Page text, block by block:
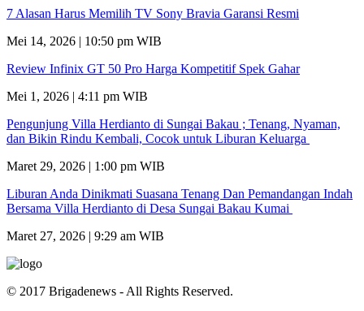
7 Alasan Harus Memilih TV Sony Bravia Garansi Resmi
Mei 14, 2026 | 10:50 pm WIB
Review Infinix GT 50 Pro Harga Kompetitif Spek Gahar
Mei 1, 2026 | 4:11 pm WIB
Pengunjung Villa Herdianto di Sungai Bakau ; Tenang, Nyaman,
dan Bikin Rindu Kembali, Cocok untuk Liburan Keluarga
Maret 29, 2026 | 1:00 pm WIB
Liburan Anda Dinikmati Suasana Tenang Dan Pemandangan Indah
Bersama Villa Herdianto di Desa Sungai Bakau Kumai
Maret 27, 2026 | 9:29 am WIB
© 2017 Brigadenews - All Rights Reserved.